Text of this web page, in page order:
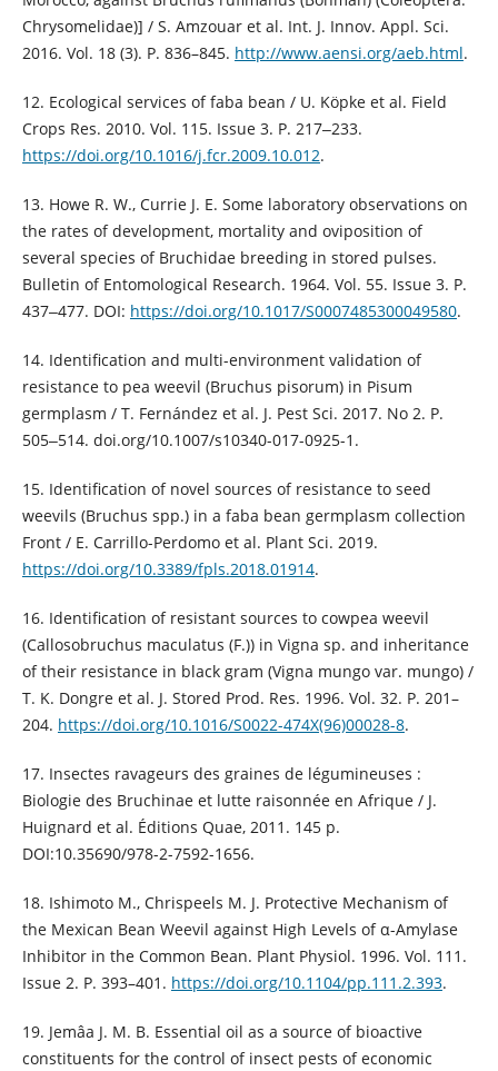
Chrysomelidae)] / S. Amzouar et al. Int. J. Innov. Appl. Sci.
2016. Vol. 18 (3). P. 836–845. http://www.aensi.org/aeb.html.
12. Ecological services of faba bean / U. Köpke et al. Field
Crops Res. 2010. Vol. 115. Issue 3. P. 217‒233.
https://doi.org/10.1016/j.fcr.2009.10.012.
13. Howe R. W., Currie J. E. Some laboratory observations on
the rates of development, mortality and oviposition of
several species of Bruchidae breeding in stored pulses.
Bulletin of Entomological Research. 1964. Vol. 55. Issue 3. P.
437‒477. DOI: https://doi.org/10.1017/S0007485300049580.
14. Identification and multi-environment validation of
resistance to pea weevil (Bruchus pisorum) in Pisum
germplasm / T. Fernández et al. J. Pest Sci. 2017. No 2. P.
505‒514. doi.org/10.1007/s10340-017-0925-1.
15. Identification of novel sources of resistance to seed
weevils (Bruchus spp.) in a faba bean germplasm collection
Front / E. Carrillo-Perdomo et al. Plant Sci. 2019.
https://doi.org/10.3389/fpls.2018.01914.
16. Identification of resistant sources to cowpea weevil
(Callosobruchus maculatus (F.)) in Vigna sp. and inheritance
of their resistance in black gram (Vigna mungo var. mungo) /
T. K. Dongre et al. J. Stored Prod. Res. 1996. Vol. 32. P. 201–
204. https://doi.org/10.1016/S0022-474X(96)00028-8.
17. Insectes ravageurs des graines de légumineuses :
Biologie des Bruchinae et lutte raisonnée en Afrique / J.
Huignard et al. Éditions Quae, 2011. 145 p.
DOI:10.35690/978-2-7592-1656.
18. Ishimoto M., Chrispeels M. J. Protective Mechanism of
the Mexican Bean Weevil against High Levels of α-Amylase
Inhibitor in the Common Bean. Plant Physiol. 1996. Vol. 111.
Issue 2. P. 393–401. https://doi.org/10.1104/pp.111.2.393.
19. Jemâa J. M. B. Essential oil as a source of bioactive
constituents for the control of insect pests of economic